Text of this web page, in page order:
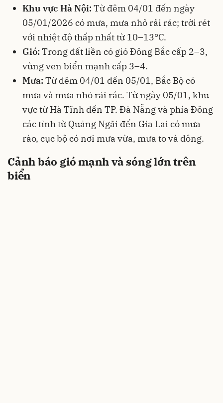
Khu vực Hà Nội:Từ đêm 04/01 đến ngày
05/01/2026 có mưa, mưa nhỏ rải rác; trời rét
với nhiệt độ thấp nhất từ 10–13°C.
Gió:Trong đất liền có gió Đông Bắc cấp 2–3,
vùng ven biển mạnh cấp 3–4.
Mưa:Từ đêm 04/01 đến 05/01, Bắc Bộ có
mưa và mưa nhỏ rải rác. Từ ngày 05/01, khu
vực từ Hà Tĩnh đến TP. Đà Nẵng và phía Đông
các tỉnh từ Quảng Ngãi đến Gia Lai có mưa
rào, cục bộ có nơi mưa vừa, mưa to và dông.
Cảnh báo gió mạnh và sóng lớn trên
biển